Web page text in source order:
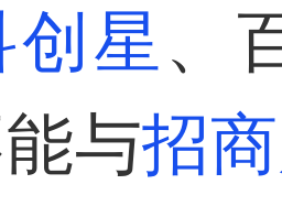
创星 、
与招